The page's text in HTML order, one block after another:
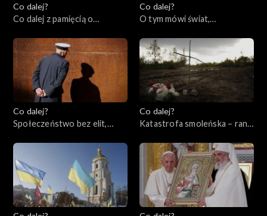
Co dalej?
Co dalej z pamięcią o
powstania w getcie
warszawskim, 18.04.2023
Co dalej?
O tym mówi świat,
Co dalej?
Społeczeństwo bez elit,
Co dalej?
Katastrofa smoleńska – rana
11.04.2023